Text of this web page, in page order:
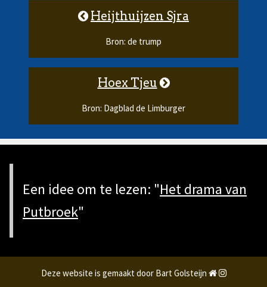
Heijthuijzen Sjra
Bron: de trump
Hoex Tjeu
Bron: Dagblad de Limburger
Een idee om te lezen: "Het drama van
Putbroek"
Deze website is gemaakt door Bart Golsteijn